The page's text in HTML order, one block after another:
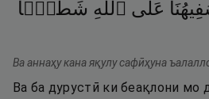
عَلَى ٱللَّهِ شَطَطًۭا
Ва аннаҳу кана яқулу сафӣҳуна
Ва ба дурустӣ ки беақлони мо